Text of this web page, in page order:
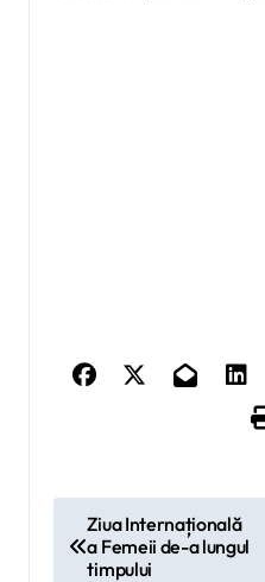
Ziua Internațională
a Femeii de-a lungul
timpului